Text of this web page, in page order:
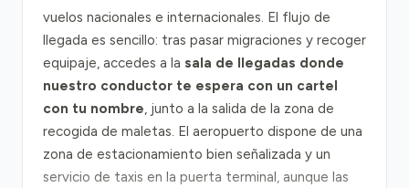
vuelos nacionales e internacionales. El flujo de
llegada es sencillo: tras pasar migraciones y recoger
equipaje, accedes a la sala de llegadas donde
nuestro conductor te espera con un cartel
con tu nombre, junto a la salida de la zona de
recogida de maletas. El aeropuerto dispone de una
zona de estacionamiento bien señalizada y un
servicio de taxis en la puerta terminal, aunque las